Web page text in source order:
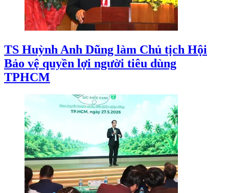
TS Huỳnh Anh Dũng làm Chủ tịch Hội
Bảo vệ quyền lợi người tiêu dùng
TPHCM